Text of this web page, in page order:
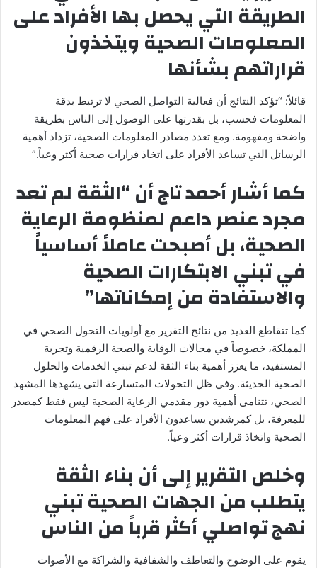
الطريقة التي يحصل بها الأفراد على
المعلومات الصحية ويتخذون
قراراتهم بشأنها
قائلاً: “تؤكد النتائج أن فعالية التواصل الصحي لا ترتبط بدقة
المعلومات فحسب، بل بقدرتها على الوصول إلى الناس بطريقة
واضحة ومفهومة. ومع تعدد مصادر المعلومات الصحية، تزداد أهمية
الرسائل التي تساعد الأفراد على اتخاذ قرارات صحية أكثر وعياً.”
كما أشار أحمد تاج أن “الثقة لم تعد
مجرد عنصر داعم لمنظومة الرعاية
الصحية، بل أصبحت عاملاً أساسياً
في تبني الابتكارات الصحية
والاستفادة من إمكاناتها”
كما تتقاطع العديد من نتائج التقرير مع أولويات التحول الصحي في
المملكة، خصوصاً في مجالات الوقاية والصحة الرقمية وتجربة
المستفيد، ما يعزز أهمية بناء الثقة لدعم تبني الخدمات والحلول
الصحية الحديثة. وفي ظل التحولات المتسارعة التي يشهدها المشهد
الصحي، تتنامى أهمية دور مقدمي الرعاية الصحية ليس فقط كمصدر
للمعرفة، بل كمرشدين يساعدون الأفراد على فهم المعلومات
الصحية واتخاذ قرارات أكثر وعياً.
وخلص التقرير إلى أن بناء الثقة
يتطلب من الجهات الصحية تبني
نهج تواصلي أكثر قرباً من الناس
يقوم على الوضوح والتعاطف والشفافية والشراكة مع الأصوات